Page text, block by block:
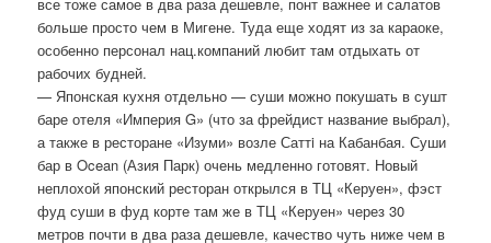
больше просто чем в Мигене. Туда еще ходят из за караоке,
особенно персонал нац.компаний любит там отдыхать от
рабочих будней.
— Японская кухня отдельно — суши можно покушать в сушт
баре отеля «Империя G» (что за фрейдист название выбрал),
а также в ресторане «Изуми» возле Саттi на Кабанбая. Суши
бар в Ocean (Азия Парк) очень медленно готовят. Новый
неплохой японский ресторан открылся в ТЦ «Керуен», фэст
фуд суши в фуд корте там же в ТЦ «Керуен» через 30
метров почти в два раза дешевле, качество чуть ниже чем в